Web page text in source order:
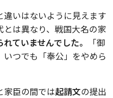
いはないように見えます
は異なり、戦国大名の家
ていませんでした。
「御
つでも「奉公」をやめら
家臣の間では起請文の提出